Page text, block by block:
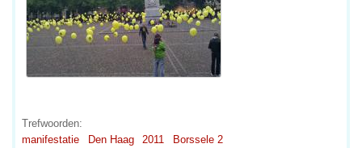
Trefwoorden:
manifestatie
Den Haag 2011 Borssele 2